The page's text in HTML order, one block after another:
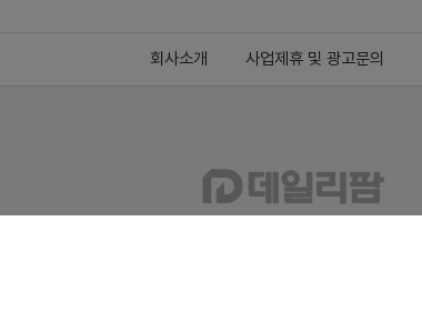
회사소개 사업제휴 및 광고문의